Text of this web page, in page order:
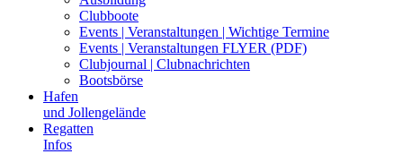
Clubboote
Events | Veranstaltungen | Wichtige Termine
Events | Veranstaltungen FLYER (PDF)
Clubjournal | Clubnachrichten
Bootsbörse
Hafen
und Jollengelände
Regatten
Infos